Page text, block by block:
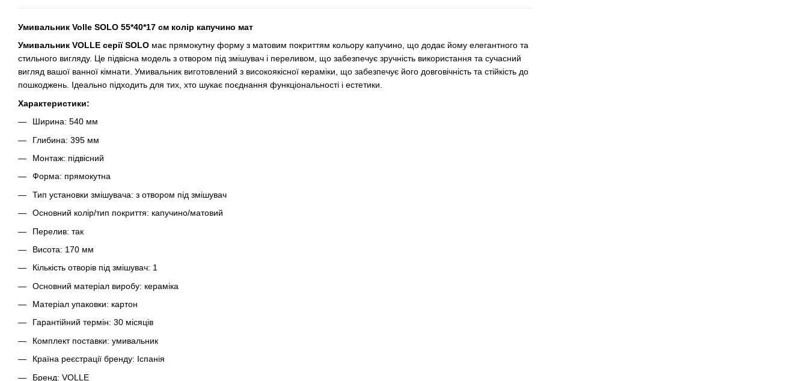
Умивальник Volle SOLO 55*40*17 см колір капучино мат
Умивальник VOLLE серії SOLO має прямокутну форму з матовим покриттям кольору капучино, що додає йому елегантного та
стильного вигляду. Це підвісна модель з отвором під змішувач і переливом, що забезпечує зручність використання та сучасний
вигляд вашої ванної кімнати. Умивальник виготовлений з високоякісної кераміки, що забезпечує його довговічність та стійкість до
пошкоджень. Ідеально підходить для тих, хто шукає поєднання функціональності і естетики.
Характеристики:
Ширина: 540 мм
Глибина: 395 мм
Монтаж: підвісний
Форма: прямокутна
Тип установки змішувача: з отвором під змішувач
Основний колір/тип покриття: капучино/матовий
Перелив: так
Висота: 170 мм
Кількість отворів під змішувач: 1
Основний матеріал виробу: кераміка
Матеріал упаковки: картон
Гарантійний термін: 30 місяців
Комплект поставки: умивальник
Країна реєстрації бренду: Іспанія
Бренд: VOLLE